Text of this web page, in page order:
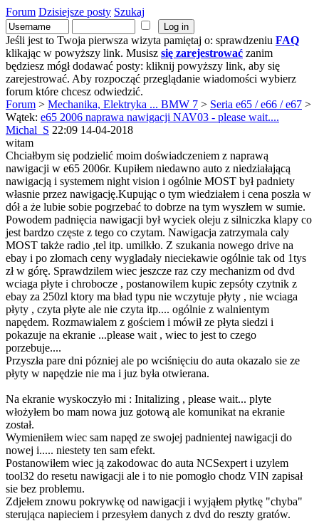
Forum Dzisiejsze posty Szukaj
Jeśli jest to Twoja pierwsza wizyta pamiętaj o: sprawdzeniu FAQ
klikając w powyższy link. Musisz się zarejestrować zanim
będziesz mógł dodawać posty: kliknij powyższy link, aby się
zarejestrować. Aby rozpocząć przeglądanie wiadomości wybierz
forum które chcesz odwiedzić.
Forum > Mechanika, Elektryka ... BMW 7 > Seria e65 / e66 / e67 >
Wątek: e65 2006 naprawa nawigacji NAV03 - please wait....
Michal_S 22:09 14-04-2018
witam
Chciałbym się podzielić moim doświadczeniem z naprawą
nawigacji w e65 2006r. Kupiłem niedawno auto z niedziałającą
nawigacją i systemem night vision i ogólnie MOST był padniety
własnie przez nawigację.Kupując o tym wiedziałem i cena poszła w
dół a że lubie sobie pogrzebać to dobrze na tym wyszłem w sumie.
Powodem padnięcia nawigacji był wyciek oleju z silniczka klapy co
jest bardzo częste z tego co czytam. Nawigacja zatrzymala caly
MOST także radio ,tel itp. umilkło. Z szukania nowego drive na
ebay i po złomach ceny wygladały nieciekawie ogólnie tak od 1tys
zł w górę. Sprawdzilem wiec jeszcze raz czy mechanizm od dvd
wciaga płyte i chrobocze , postanowilem kupic zepsóty czytnik z
ebay za 250zl ktory ma bład typu nie wczytuje płyty , nie wciaga
płyty , czyta płyte ale nie czyta itp.... ogólnie z walnientym
napędem. Rozmawialem z gościem i mówił ze płyta siedzi i
pokazuje na ekranie ...please wait , wiec to jest to czego
porzebuje....
Przyszła pare dni pózniej ale po wciśnięciu do auta okazalo sie ze
płyty w napędzie nie ma i juz była otwierana.
Na ekranie wyskoczyło mi : Initalizing , please wait... plyte
włożyłem bo mam nowa juz gotową ale komunikat na ekranie
został.
Wymieniłem wiec sam napęd ze swojej padnientej nawigacji do
nowej i..... niestety ten sam efekt.
Postanowiłem wiec ją zakodowac do auta NCSexpert i uzylem
tool32 do resetu nawigacji ale i to nie pomogło chodz VIN zapisał
sie bez problemu.
Zdjełem znowu pokrywkę od nawigacji i wyjąłem płytkę "chyba"
sterująca napieciem i przesyłem danych z dvd do reszty gratów.